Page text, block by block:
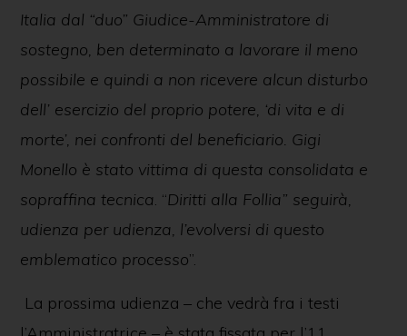
Italia dal “duo” Giudice-Amministratore di
sostegno, ben determinato a lavorare il meno
possibile e quindi a non ricevere alcun disturbo
dell’ esercizio del proprio potere, ‘di vita e di
morte’, nei confronti del beneficiario. Gigi
Monello è stato vittima di questa consolidata e
sopraffina tecnica. “Diritti alla Follia” seguirà,
udienza per udienza, l’evolversi di questo
emblematico processo”.
La prossima udienza – che vedrà fra i testi